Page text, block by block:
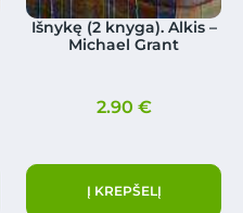
Išnykę (2 knyga). Alkis –
Michael Grant
2.90 €
Į KREPŠELĮ